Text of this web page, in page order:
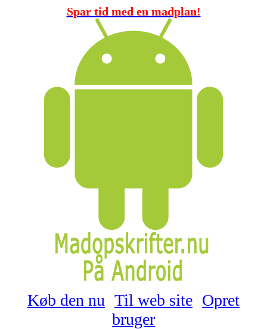
Spar tid med en madplan!
Køb den nu Til web site Opret
bruger